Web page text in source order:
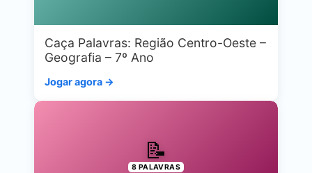
Caça Palavras: Região Centro-Oeste –
Geografia – 7º Ano
Jogar agora →
📝
8 PALAVRAS